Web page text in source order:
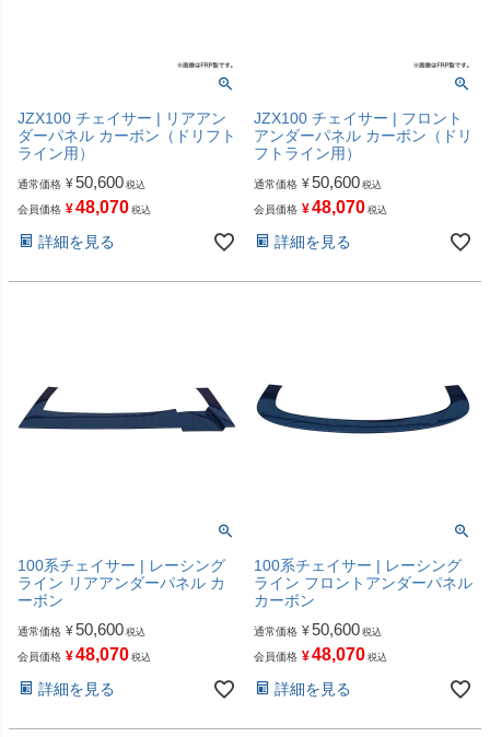
JZX100 チェイサー | リアアン
ダーパネル カーボン（ドリフト
ライン用）
通常価格 ¥50,600 税込
会員価格 ¥48,070 税込
詳細を見る
JZX100 チェイサー | フロント
アンダーパネル カーボン（ドリ
フトライン用）
通常価格 ¥50,600 税込
会員価格 ¥48,070 税込
詳細を見る
100系チェイサー | レーシング
ライン リアアンダーパネル カ
ーボン
通常価格 ¥50,600 税込
会員価格 ¥48,070 税込
詳細を見る
100系チェイサー | レーシング
ライン フロントアンダーパネル
カーボン
通常価格 ¥50,600 税込
会員価格 ¥48,070 税込
詳細を見る